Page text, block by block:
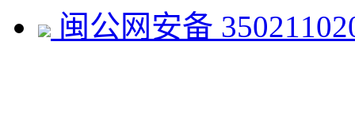
闽公网安备